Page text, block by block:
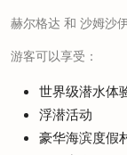
赫尔格达 和 沙姆沙
游客可以享受：
世界级潜水体
浮潜活动
豪华海滨度假